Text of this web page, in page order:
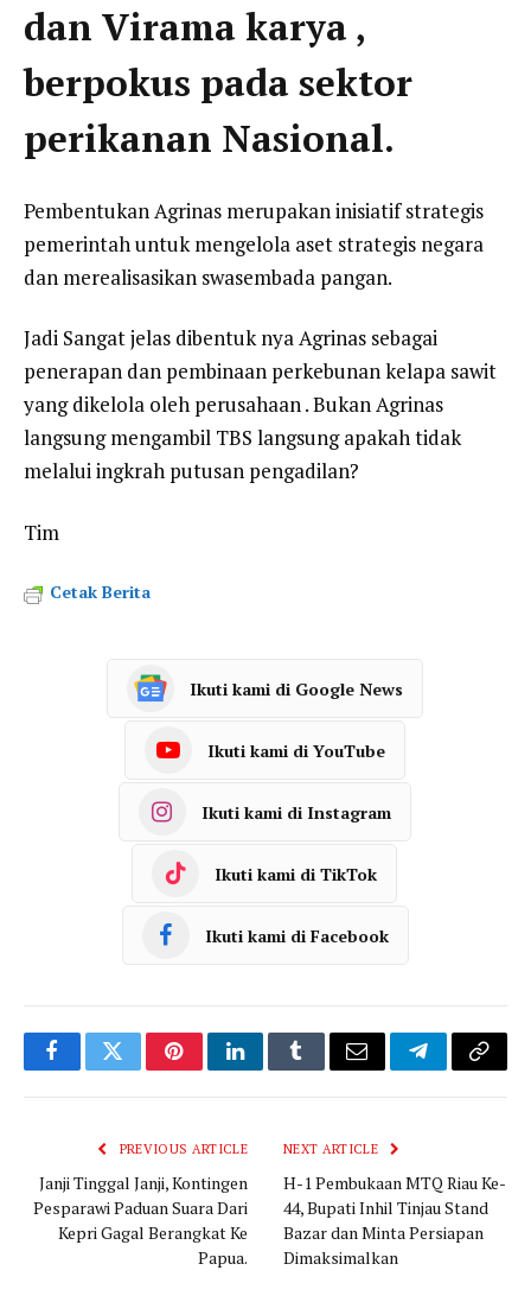
dan Virama karya ,
berpokus pada sektor
perikanan Nasional.
Pembentukan Agrinas merupakan inisiatif strategis
pemerintah untuk mengelola aset strategis negara
dan merealisasikan swasembada pangan.
Jadi Sangat jelas dibentuk nya Agrinas sebagai
penerapan dan pembinaan perkebunan kelapa sawit
yang dikelola oleh perusahaan . Bukan Agrinas
langsung mengambil TBS langsung apakah tidak
melalui ingkrah putusan pengadilan?
Tim
Cetak Berita
Ikuti kami di Google News
Ikuti kami di YouTube
Ikuti kami di Instagram
Ikuti kami di TikTok
Ikuti kami di Facebook
FacebookTwitterPinterestLinkedInTumblrEmail TelegramCopy
PREVIOUS ARTICLE
Janji Tinggal Janji, Kontingen
Pesparawi Paduan Suara Dari
Kepri Gagal Berangkat Ke
Papua.
NEXT ARTICLE
H-1 Pembukaan MTQ Riau Ke-
44, Bupati Inhil Tinjau Stand
Bazar dan Minta Persiapan
Dimaksimalkan